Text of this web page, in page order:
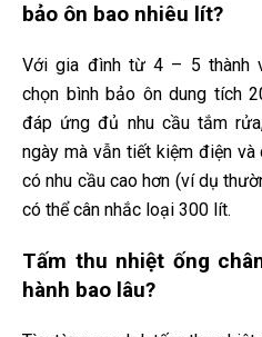
bảo ôn bao nhiêu lít?
Với gia đình từ 4 – 5 thành
chọn bình bảo ôn dung tích
đáp ứng đủ nhu cầu tắm
ngày mà vẫn tiết kiệm điện
có nhu cầu cao hơn (ví dụ
có thể cân nhắc loại 300 lít.
Tấm thu nhiệt ống
hành bao lâu?